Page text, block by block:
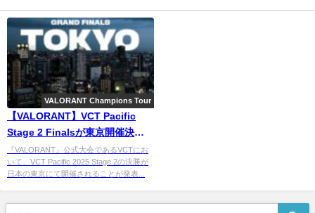
VALORANT Champions Tour
【VALORANT】VCT Pacific
Stage 2 Finalsが東京開催決
定！ ふたたび日本が激戦の舞
台に
『VALORANT』公式大会であるVCTにお
いて、VCT Pacific 2025 Stage 2の決勝が
日本の東京にて開催されることが発表...